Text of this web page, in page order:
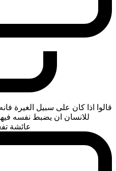
قالوا اذا كان على سبيل الغيرة
للانسان ان يضبط نفسه
عائشة